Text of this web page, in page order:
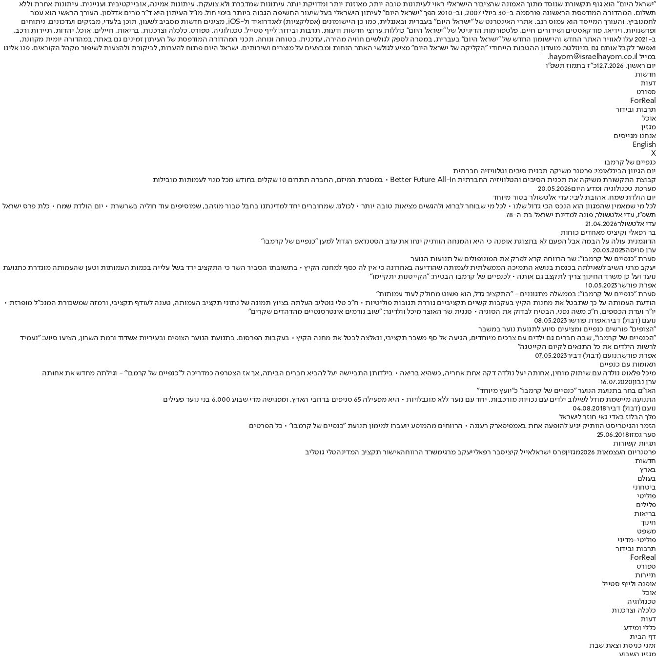
"ישראל היום" הוא גוף תקשורת שנוסד מתוך האמונה שהציבור הישראלי ראוי לעיתונות טובה יותר, מאוזנת יותר ומדויקת יותר. עיתונות שמדברת ולא צועקת. עיתונות אמינה, אובייקטיבית ועניינית. עיתונות אחרת וללא
תשלום. המהדורה המודפסת הראשונה פורסמה ב-30 ביולי 2007, וב-2010 הפך "ישראל היום" לעיתון הישראלי בעל שיעור החשיפה הגבוה ביותר בימי חול. מו"ל העיתון היא ד"ר מרים אדלסון. העורך הראשי הוא עמר
לחמנוביץ, והעורך המייסד הוא עמוס רגב. אתרי האינטרנט של "ישראל היום" בעברית ובאנגלית, כמו כן היישומונים (אפליקציות) לאנדרואיד ול-iOS, מציגים חדשות מסביב לשעון, תוכן בלעדי, מבזקים ועדכונים, ניתוחים
ופרשנויות, וידיאו, פודקאסטים ושידורים חיים. פלטפורמות הדיגיטל של "ישראל היום" כוללות ערוצי חדשות ודעות, תרבות ובידור, לייף סטייל, טכנולוגיה, ספורט, כלכלה וצרכנות, בריאות, חיילים, אוכל, יהדות, תיירות ורכב.
ב-2021 עלו לאוויר האתר החדש והיישומון החדש של "ישראל היום" בעברית, במטרה לספק לגולשים חוויה מהירה, עדכנית, בטוחה ונוחה. תכני המהדורה המודפסת של העיתון זמינים גם באתר, במהדורה יומית מקוונת,
ואפשר לקבל אותם גם בניוזלטר. מועדון ההטבות הייחודי "הקליקה של ישראל היום" מציע לגולשי האתר הנחות ומבצעים על מוצרים ושירותים. ישראל היום פתוח להערות, לביקורת ולהצעות לשיפור מקהל הקוראים. פנו אלינו
במייל hayom@israelhayom.co.il.
יום ראשון, 12.7.2026
כ"ז בתמוז תשפ"ו
חדשות
דעות
ספורט
ForReal
תרבות ובידור
אוכל
מגזין
אנחנו מגייסים
English
X
כנפיים של קרמבו
יום הגיוון הבינלאומי: פרטנר משיקה תכנית סיבים וטלוויזיה חברתית
קבוצת התקשורת משיקה את תכנית הסיבים והטלוויזיה החברתית Better Future All-In • במסגרת המיזם, החברה תתרום 10 שקלים בחודש מכל מנוי לעמותות מובילות
מערכת טכנולוגיה ומדע היום20.05.2026
יום הולדת שמח, אהובת ליבי: עדי אלטשולר בטור מיוחד
לכל מי שמאמין שהמגוון הוא הנכס הכי גדול שלנו • לכל מי שבוחר לברוא ולהגשים מציאות טובה יותר • לכולנו, שמחוברים יחד למדינתנו בחבל טבור מוזהב, שמוסיפים עוד חוליה בשרשרת • יום הולדת שמח • כלת פרס ישראל
תשפ"ו, עדי אלטשולר, פונה למדינת ישראל בת ה-78
עדי אלטשולר21.04.2026
בר רפאלי וקיציס מאחדים כוחות
הדוגמנית עולה על הבמה אבל הפעם לא בתצוגת אופנה כי היא והמנחה הוותיק ינחו את ערב הסטנדאפ הגדול למען "כנפיים של קרמבו"
ערן סויסה20.03.2025
סערת "כנפיים של קרמבו": שר הרווחה קרא לפרק את המונופולים של תנועות הנוער
יעקב מרגי השיב לשאילתה בכנסת בנושא התמיכה הממשלתית לעמותה שהודיעה באחרונה כי אין לה כסף למחנה הקיץ • בתשובתו הסביר השר כי התקציב ירד בשל עלייה בכמות העמותות וטען שהעמותה מוגדרת כתנועת
נוער ועל כן משרד החינוך צריך לתקצב גם אותה • לכנפיים של קרמבו הבטיח: "הקייטנות יתקיימו"
אפרת פורשר10.05.2023
סערת "כנפיים של קרמבו": בממשלה מתגוננים - "התקציב גדל, הוא פשוט מחולק לעוד עמותות"
הודעת העמותה על כך שתבטל את מחנות הקיץ בעקבות קשיים תקציביים גוררת תגובות פוליטיות • ח"כ טלי גוטליב העלתה בציוץ תמונה של נתוני תקציב העמותה, טענה לעודף תקציבי, ורמזה שמשכורת המנכ"ל מופרזת •
יו"ר ועדת הכספים, ח"כ משה גפני, הבטיח לבדוק את הסוגיה • סגנית שר האוצר מיכל וולדיגר: "שוב גורמים אינטרסנטיים מהדהדים שקרים"
נועם (דבול) דביר,אפרת פורשר08.05.2023
"הצופים" פורשים כנפיים ומציעים סיוע לתנועת נוער במשבר
"הכנפיים של קרמבו", שבה חברים גם ילדים עם צרכים מיוחדים, הגיעה אל סף משבר תקציבי, ונאלצה לבטל את מחנה הקיץ • בעקבות הפרסום, בתנועת הנוער הצופים ובעיריות אשדוד ורמת השרון, הציעו סיוע: "נעמיד
לרשות הילדים את כל התנאים לקיום הקייטנה"
אפרת פורשר,נועם (דבול) דביר07.05.2023
תאומות עם כנפיים
מיכל פלאוט נולדה עם שיתוק מוחין, אחותה יעל נולדה דקה אחת אחריה, כשהיא בריאה • בילדותן התביישה יעל להביא חברים הביתה, אך אז הצטרפה כמדריכה ל"כנפיים של קרמבו" - וגילתה מחדש את אחותה
ערן נבון16.07.2020
האו"ם בחר בתנועת הנוער "כנפיים של קרמבו" כ"יועץ מיוחד"
התנועה מיישמת מודל לשילוב ילדים עם נכויות מורכבות, יחד עם נוער ללא מוגבלויות • היא מפעילה 65 סניפים ברחבי הארץ, ומפגישה מדי שבוע 6,000 בני נוער פעילים
נועם (דבול) דביר04.08.2018
מלך הבלוז באדי גאי חוזר לישראל
הזמר והגיטריסט הוותיק יגיע להופעה אחת באמפיפארק רעננה • הרווחים מהמופע יועברו למימון תנועת "כנפיים של קרמבו" • כל הפרטים
סער גמזו25.06.2018
תגיות קשורות
פרטנריום העצמאות 2026 מגזיןפרס ישראלאייל קיציסבר רפאלייעקב מרגימשרד הרווחהאישור תקציב המדינהטלי גוטליב
חדשות
בארץ
בעולם
ביטחוני
פוליטי
פלילים
בריאות
חינוך
משפט
פוליטי-מדיני
תרבות ובידור
ForReal
ספורט
תיירות
אופנה ולייף סטייל
אוכל
טכנולוגיה
כלכלה וצרכנות
דעות
כללי ומידע
דף הבית
זמני כניסת וצאת שבת